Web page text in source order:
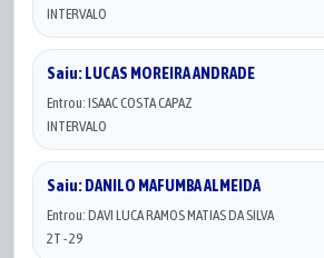
INTERVALO
Saiu: LUCAS MOREIRA ANDRADE
Entrou: ISAAC COSTA CAPAZ
INTERVALO
Saiu: DANILO MAFUMBA ALMEIDA
Entrou: DAVI LUCA RAMOS MATIAS DA SILVA
2T - 29